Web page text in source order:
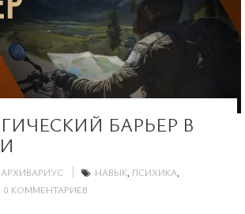
БАРЬЕР В
АРХИВАРИУС НАВЫК, ПСИХИКА,
0 КОММЕНТАРИЕВ